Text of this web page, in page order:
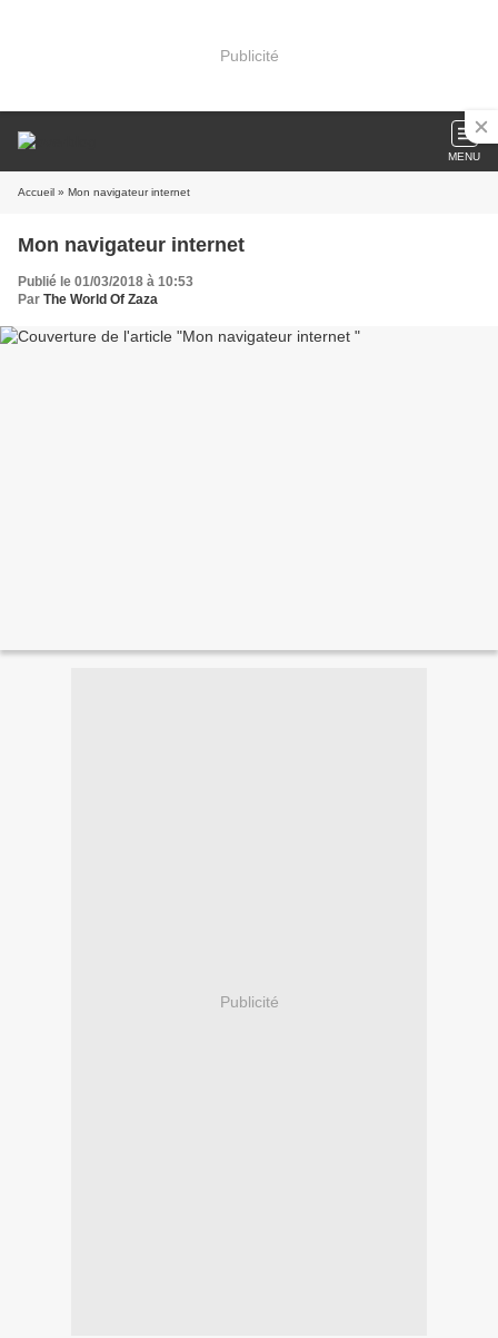
Publicité
MENU
Accueil » Mon navigateur internet
Mon navigateur internet
Publié le 01/03/2018 à 10:53
Par The World Of Zaza
Publicité